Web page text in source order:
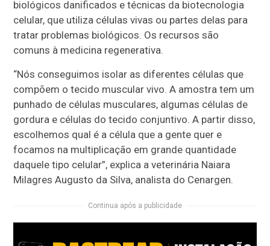
biológicos danificados e técnicas da biotecnologia
celular, que utiliza células vivas ou partes delas para
tratar problemas biológicos. Os recursos são
comuns à medicina regenerativa.
“Nós conseguimos isolar as diferentes células que
compõem o tecido muscular vivo. A amostra tem um
punhado de células musculares, algumas células de
gordura e células do tecido conjuntivo. A partir disso,
escolhemos qual é a célula que a gente quer e
focamos na multiplicação em grande quantidade
daquele tipo celular”, explica a veterinária Naiara
Milagres Augusto da Silva, analista do Cenargen.
Continua após a publicidade